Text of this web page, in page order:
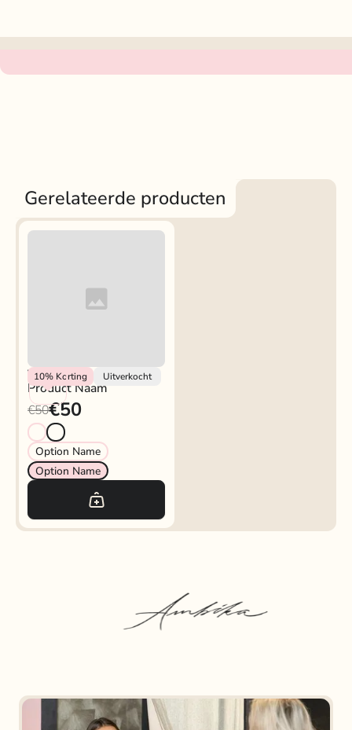
Gerelateerde producten
10% Korting Uitverkocht
Vendor
Product Naam
€50€50
Option Name
Option Name